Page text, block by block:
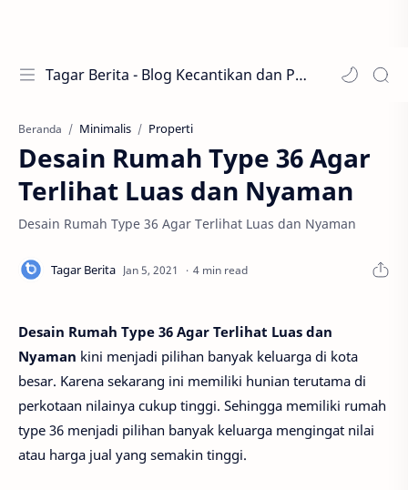
Tagar Berita - Blog Kecantikan dan Perawatan
Beranda Minimalis Properti
Desain Rumah Type 36 Agar
Terlihat Luas dan Nyaman
Desain Rumah Type 36 Agar Terlihat Luas dan Nyaman
4 min read
Desain Rumah Type 36 Agar Terlihat Luas dan
Nyaman kini menjadi pilihan banyak keluarga di kota
besar. Karena sekarang ini memiliki hunian terutama di
perkotaan nilainya cukup tinggi. Sehingga memiliki rumah
type 36 menjadi pilihan banyak keluarga mengingat nilai
atau harga jual yang semakin tinggi.